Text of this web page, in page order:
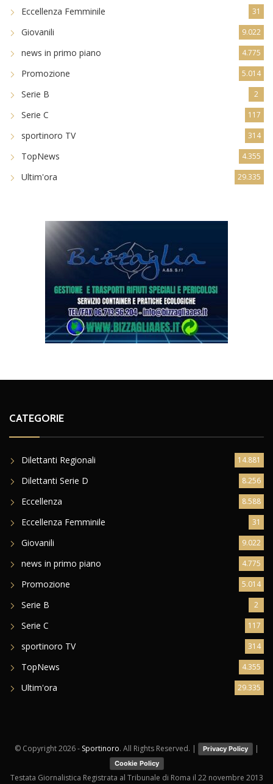
Eccellenza Femminile 31
Giovanili 9.022
news in primo piano 4.775
Promozione 5.014
Serie B 2
Serie C 117
sportinoro TV 314
TopNews 4.355
Ultim'ora 29.335
CATEGORIE
Dilettanti Regionali 14.881
Dilettanti Serie D 8.256
Eccellenza 8.588
Eccellenza Femminile 31
Giovanili 9.022
news in primo piano 4.775
Promozione 5.014
Serie B 2
Serie C 117
sportinoro TV 314
TopNews 4.355
Ultim'ora 29.335
© Copyright2026 - Sportinoro. All Rights Reserved. | Privacy Policy |
Cookie Policy
Testata Giornalistica Registrata al Tribunale di Roma il 22 novembre 2013